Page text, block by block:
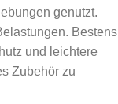
genutzt.
Bestens
und leichtere
Zubehör zu